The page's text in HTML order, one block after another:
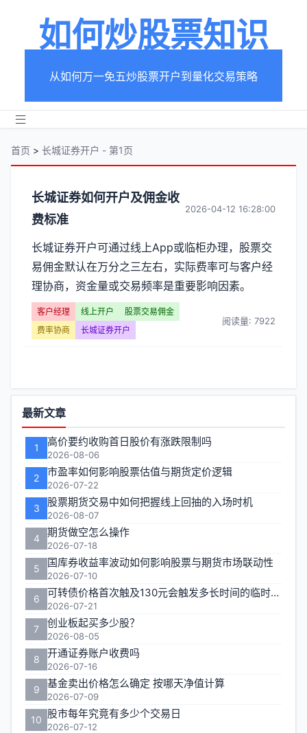
如何炒股票知识
从如何万一免五炒股票开户到量化交易策略
首页 > 长城证券开户 - 第1页
分
类
【长
城
证
券
户】
文
章
列
表
-
第
页
长城证券如何开户及佣金收
费标准
2026-04-12 16:28:00
长城证券开户可通过线上App或临柜办理，股票交
易佣金默认在万分之三左右，实际费率可与客户经
理协商，资金量或交易频率是重要影响因素。
客户经理 线上开户
股票交易佣金
费率协商
长城证券开户
阅读量: 7922
功
能
区
最新文章
1 高价要约收购首日股价有涨跌限制吗
2026-08-06
2 市盈率如何影响股票估值与期货定价逻辑
2026-07-22
3 股票期货交易中如何把握线上回抽的入场时机
2026-08-07
4 期货做空怎么操作
2026-07-18
5 国库券收益率波动如何影响股票与期货市场联动性
2026-07-10
6 可转债价格首次触及130元会触发多长时间的临时停牌
2026-07-21
7 创业板起买多少股？
2026-08-05
8 开通证券账户收费吗
2026-07-16
9 基金卖出价格怎么确定 按哪天净值计算
2026-07-09
10 股市每年究竟有多少个交易日
2026-07-12